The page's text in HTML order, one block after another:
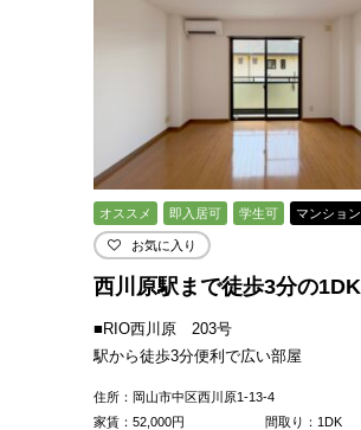
オススメ 即入居可 学生可 マンション
お気に入り
西川原駅まで徒歩3分の1DK
■RIO西川原 203号
駅から徒歩3分便利で広い部屋
住所：岡山市中区西川原1-13-4
家賃： 52,000円
間取り：1DK